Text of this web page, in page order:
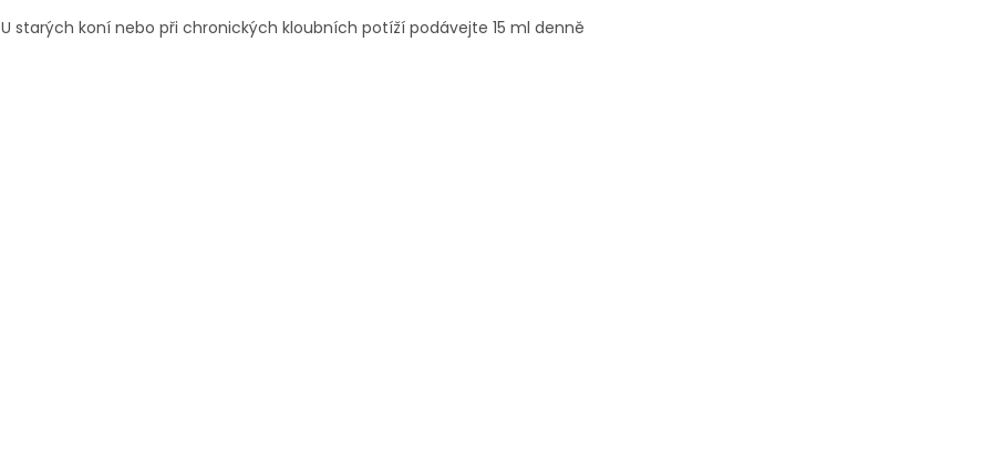
U starých koní nebo při chronických kloubních potíží podávejte 15 ml denně